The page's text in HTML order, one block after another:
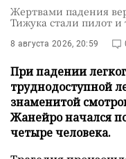
Жертвами падения
Тижука стали пилот
8 августа 2026, 20:59
При падении
труднодоступной
знаменитой
Жанейро начался
четыре человека.